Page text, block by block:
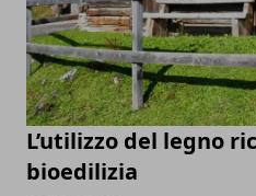
L’utilizzo del legno
bioedilizia